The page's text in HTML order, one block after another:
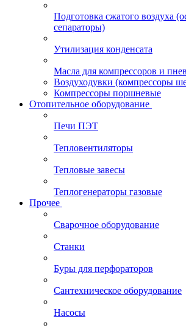
Подготовка сжатого воздуха
сепараторы)
Утилизация конденсата
Масла для компрессоров и
Воздуходувки (компрессоры
Компрессоры поршневые
Отопительное оборудование
Печи ПЭТ
Тепловентиляторы
Тепловые завесы
Теплогенераторы газовые
Прочее
Сварочное оборудование
Станки
Буры для перфораторов
Сантехническое оборудование
Насосы